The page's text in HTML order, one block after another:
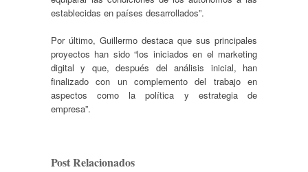
establecidas en países desarrollados”.
Por último, Guillermo destaca que sus principales
proyectos han sido “los iniciados en el marketing
digital y que, después del análisis inicial, han
finalizado con un complemento del trabajo en
aspectos como la política y estrategia de
empresa”.
Post Relacionados